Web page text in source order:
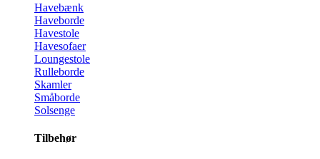
Havebænk
Haveborde
Havestole
Havesofaer
Loungestole
Rulleborde
Skamler
Småborde
Solsenge
Tilbehør